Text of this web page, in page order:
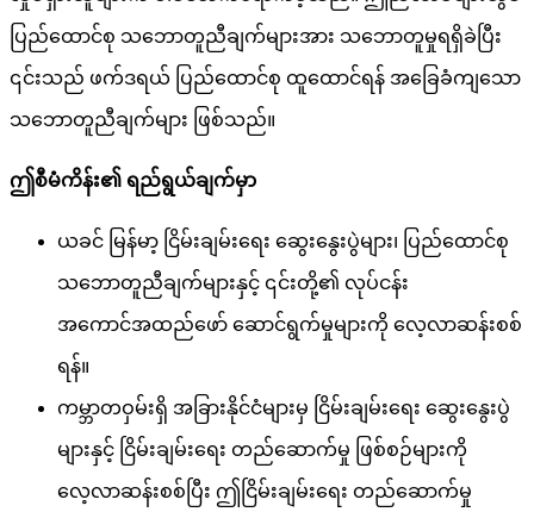
ပြည်ထောင်စု သဘောတူညီချက်များအား သဘောတူမှုရရှိခဲပြီး
၎င်းသည် ဖက်ဒရယ် ပြည်ထောင်စု ထူထောင်ရန် အခြေခံကျသော
သဘောတူညီချက်များ ဖြစ်သည်။
ဤစီမံကိန်း၏ ရည်ရွယ်ချက်မှာ
ယခင် မြန်မာ့ ငြိမ်းချမ်းရေး ဆွေးနွေးပွဲများ၊ ပြည်ထောင်စု
သဘောတူညီချက်များနှင့် ၎င်းတို့၏ လုပ်ငန်း
အကောင်အထည်ဖော် ဆောင်ရွက်မှုများကို လေ့လာဆန်းစစ်
ရန်။
ကမ္ဘာတဝှမ်းရှိ အခြားနိုင်ငံများမှ ငြိမ်းချမ်းရေး ဆွေးနွေးပွဲ
များနှင့် ငြိမ်းချမ်းရေး တည်ဆောက်မှု ဖြစ်စဉ်များကို
လေ့လာဆန်းစစ်ပြီး ဤငြိမ်းချမ်းရေး တည်ဆောက်မှု